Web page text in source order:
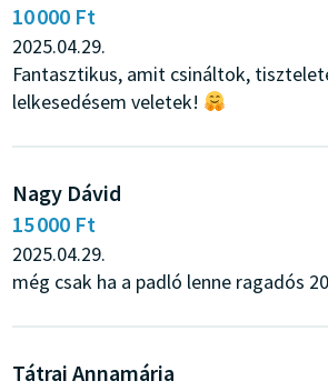
10 000 Ft
2025.04.29.
Fantasztikus, amit csináltok,
lelkesedésem veletek!
Nagy Dávid
15 000 Ft
2025.04.29.
még csak ha a padló lenne ragadós
Tátrai Annamária